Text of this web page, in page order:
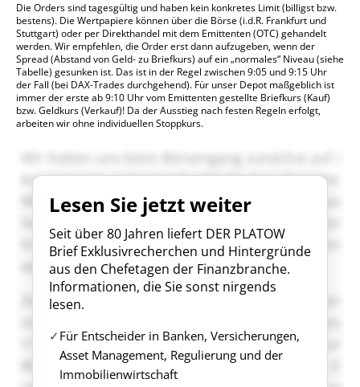
Die Orders sind tagesgültig und haben kein konkretes Limit (billigst bzw.
bestens). Die Wertpapiere können über die Börse (i.d.R. Frankfurt und
Stuttgart) oder per Direkthandel mit dem Emittenten (OTC) gehandelt
werden. Wir empfehlen, die Order erst dann aufzugeben, wenn der
Spread (Abstand von Geld- zu Briefkurs) auf ein „normales“ Niveau (siehe
Tabelle) gesunken ist. Das ist in der Regel zwischen 9:05 und 9:15 Uhr
der Fall (bei DAX-Trades durchgehend). Für unser Depot maßgeblich ist
immer der erste ab 9:10 Uhr vom Emittenten gestellte Briefkurs (Kauf)
bzw. Geldkurs (Verkauf)! Da der Ausstieg nach festen Regeln erfolgt,
arbeiten wir ohne individuellen Stoppkurs.
Lesen Sie jetzt weiter
Seit über 80 Jahren liefert DER PLATOW
Brief Exklusivrecherchen und Hintergründe
aus den Chefetagen der Finanzbranche.
Informationen, die Sie sonst nirgends
lesen.
Für Entscheider in Banken, Versicherungen,
Asset Management, Regulierung und der
Immobilienwirtschaft